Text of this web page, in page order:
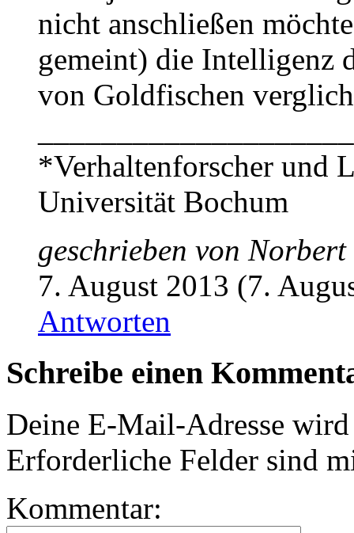
nicht anschließen
gemeint) die Intelligenz
von Goldfischen
*Verhaltenforscher und
Universität Bochum
geschrieben von Norbert
7. August 2013 (7.
Antworten
Schreibe einen
Deine E-Mail-Adresse
Erforderliche Felder sind
Kommentar: